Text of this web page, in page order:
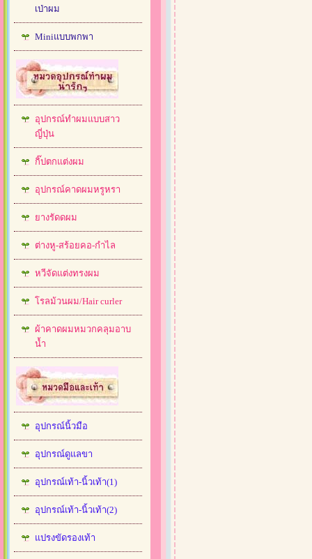
เป่าผม
Miniแบบพกพา
อุปกรณ์ทำผมแบบสาว
ญี่ปุ่น
กิ๊ปตกแต่งผม
อุปกรณ์คาดผมหรูหรา
ยางรัดดผม
ต่างหู-สร้อยคอ-กำไล
หวีจัดแต่งทรงผม
โรลม้วนผม/Hair curler
ผ้าคาดผมหมวกคลุมอาบ
น้ำ
อุปกรณ์นิ้วมือ
อุปกรณ์ดูแลขา
อุปกรณ์เท้า-นิ้วเท้า(1)
อุปกรณ์เท้า-นิ้วเท้า(2)
แปรงขัดรองเท้า